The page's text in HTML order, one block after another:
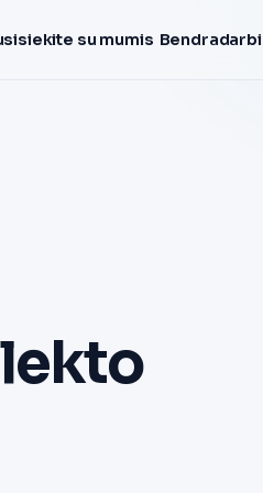
su mumis